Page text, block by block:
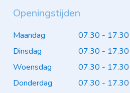
Openingstijden
Maandag
07.30 - 17.30
Dinsdag
07.30 - 17.30
Woensdag
07.30 - 17.30
Donderdag
07.30 - 17.30